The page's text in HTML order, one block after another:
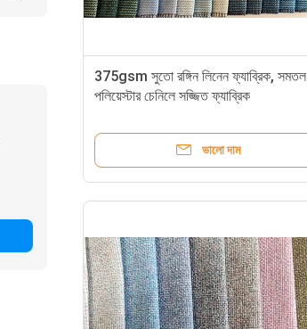
375gsm সুতো রঙ্গিন লিনেন ফ্যাব্রিক, সমতল
পলিয়েস্টার চেনিলে সজ্জিত ফ্যাব্রিক
ভালো দাম